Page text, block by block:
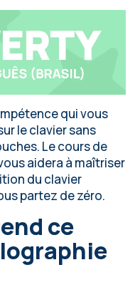
qui vous
le clavier sans
Le cours de
aidera à maîtriser
du clavier
partez de zéro.
ce